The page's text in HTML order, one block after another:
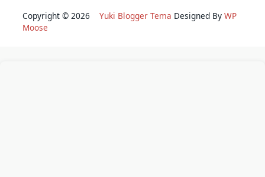
Copyright © 2026 Yuki Blogger Tema Designed By WP
Moose